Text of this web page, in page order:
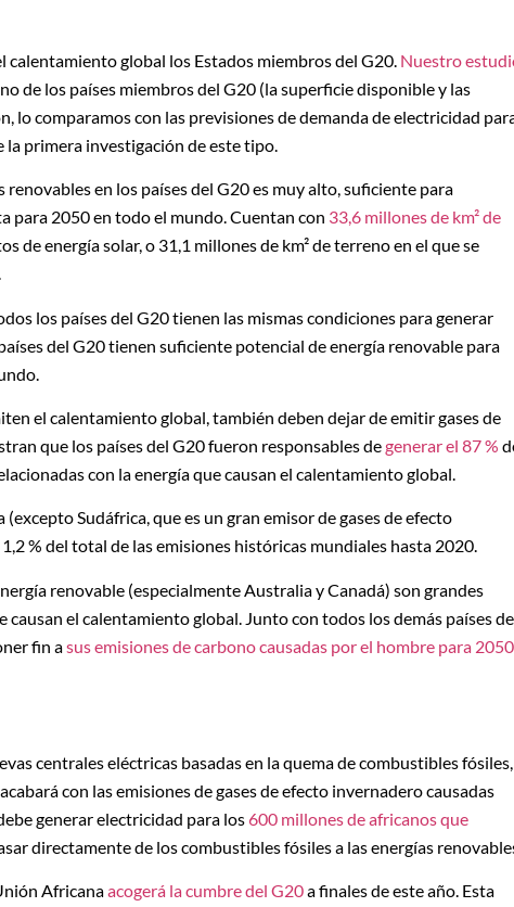
global los Estados miembros del G20. Nuestro
de los países miembros del G20 (la superficie disponible y las
lo comparamos con las previsiones de demanda de electricidad
la primera investigación de este tipo.
en los países del G20 es muy alto, suficiente para
para 2050 en todo el mundo. Cuentan con 33,6 millones de km² de
de energía solar, o 31,1 millones de km² de terreno en el que se
los países del G20 tienen las mismas condiciones para generar
del G20 tienen suficiente potencial de energía renovable para
el calentamiento global, también deben dejar de emitir gases de
que los países del G20 fueron responsables degenerar el 87 %
con la energía que causan el calentamiento global.
Sudáfrica, que es un gran emisor de gases de efecto
% del total de las emisiones históricas mundiales hasta 2020.
renovable (especialmente Australia y Canadá) son grandes
el calentamiento global. Junto con todos los demás países
fin asus emisiones de carbono causadas por el hombre para 2050
centrales eléctricas basadas en la quema de combustibles fósiles,
con las emisiones de gases de efecto invernadero causadas
generar electricidad para los600 millones de africanos que
directamente de los combustibles fósiles a las energías
Africanaacogerá la cumbre del G20a finales de este año. Esta